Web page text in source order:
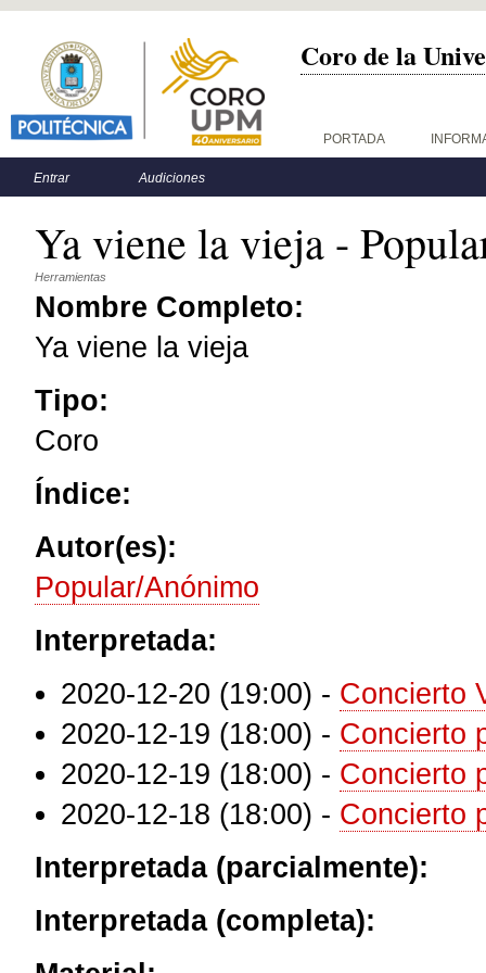
Coro de la
Menú principal PORTADA
Menú secundario
Entrar Audiciones
Ya viene la vieja -
Herramientas
Nombre Completo:
Ya viene la vieja
Tipo:
Coro
Índice:
Autor(es):
Popular/Anónimo
Interpretada:
2020-12-20 (19:00) - Concierto
2020-12-19 (18:00) - Concierto
2020-12-19 (18:00) - Concierto
2020-12-18 (18:00) - Concierto
Interpretada (parcialmente):
Interpretada (completa):